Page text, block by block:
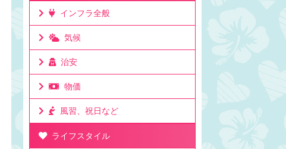
似た時間なのでわかりやすいママチキも仕事
で日本と毎日やり取りするけど問題なし。時
差としてはたった一時間 ...
ク！電圧が高いので
油断はダメです。変
応電圧を確認して
があれば使える対応
インフラ全般
気候
治安
物価
風習、祝日など
ライフスタイル